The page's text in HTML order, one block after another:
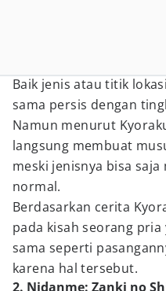
Baik jenis atau titik
sama persis dengan
Namun menurut
langsung membuat
meski jenisnya bisa
normal.
Berdasarkan cerita
pada kisah seorang
sama seperti
karena hal tersebut.
2. Nidanme: Zanki no